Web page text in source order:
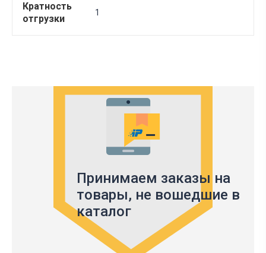
Кратность
отгрузки
1
Принимаем заказы на
товары, не вошедшие в
каталог